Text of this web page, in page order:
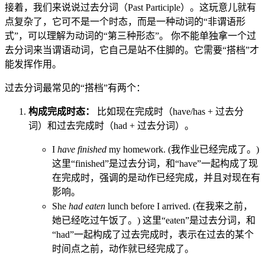
接着，我们来说说过去分词（Past Participle）。这玩意儿就有
点复杂了，它可不是一个时态，而是一种动词的“非谓语形
式”，可以理解为动词的“第三种形态”。 你不能单独拿一个过
去分词来当谓语动词，它自己是站不住脚的。它需要“搭档”才
能发挥作用。
过去分词最常见的“搭档”有两个：
构成完成时态：
比如现在完成时（have/has + 过去分
词）和过去完成时（had + 过去分词）。
I have finished my homework. (我作业已经完成了。)
这里“finished”是过去分词，和“have”一起构成了现
在完成时，强调的是动作已经完成，并且对现在有
影响。
She had eaten lunch before I arrived. (在我来之前，
她已经吃过午饭了。) 这里“eaten”是过去分词，和
“had”一起构成了过去完成时，表示在过去的某个
时间点之前，动作就已经完成了。